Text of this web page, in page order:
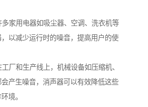
家用电器如吸尘器、空调、洗衣机等
以减少运行时的噪音，提高用户的使
厂和生产线上，机械设备如压缩机、
产生噪音，消声器可以有效降低这些
境。